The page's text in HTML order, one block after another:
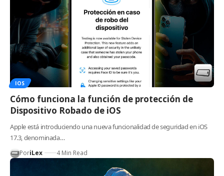
IOS
Cómo funciona la función de protección de
Dispositivo Robado de iOS
Apple está introduciendo una nueva funcionalidad de seguridad en iOS
17.3, denominada…
PoriLex 4 Min Read